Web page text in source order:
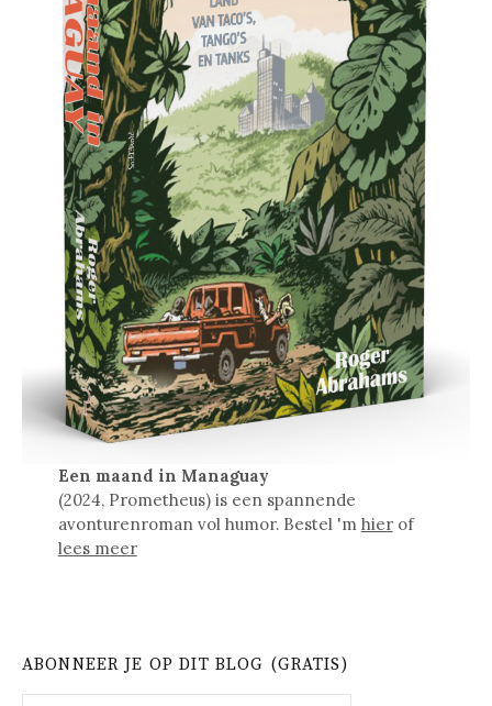
Een maand in Managuay
(2024, Prometheus) is een spannende
avonturenroman vol humor. Bestel 'm hierof
lees meer
ABONNEER JE OP DIT BLOG (GRATIS)